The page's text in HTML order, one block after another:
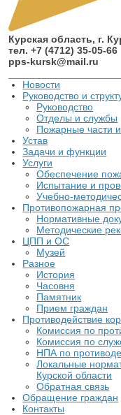
Курская область, г.
тел. +7 (4712) 35-05-66
pps-kursk@mail.ru
Новости
Руководство и
Руководство
Отделы и службы
Пожарные части
Устав
Задачи и функции
Услуги
Обеспечение
Испытание и
Учебно-
Противопожарная
Нормативные
Методические
ЦПП и ОС
Музей
Разное
История
Часовня
Памятник
Прием граждан
Противодействие
Комиссия по
Комиссия по
НПА по
Локальные
Курской области
Обратная связь
Обращение граждан
Контакты